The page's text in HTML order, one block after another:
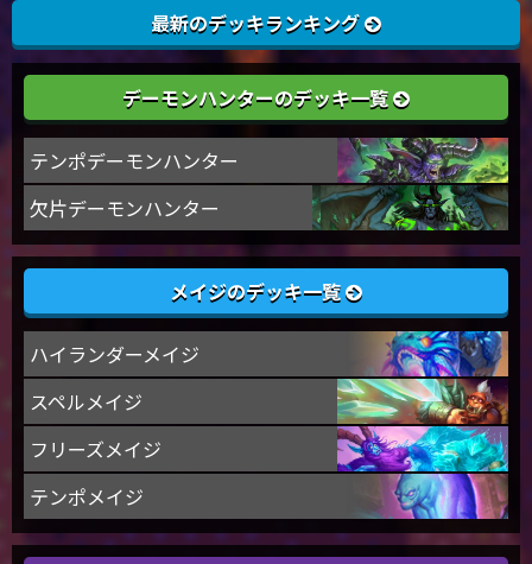
最新のデッキランキング
デーモンハンターのデッキ一覧
テンポデーモンハンター
欠片デーモンハンター
メイジのデッキ一覧
ハイランダーメイジ
スペルメイジ
フリーズメイジ
テンポメイジ